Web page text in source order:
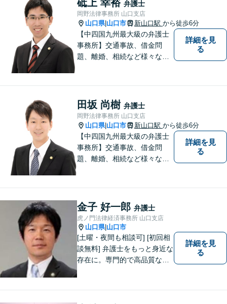
い。
砥上 幸裕 弁護士
岡野法律事務所 山口支店
山口県| 山口市 新山口駅 から徒歩6分
【中四国九州最大級の弁護士
事務所】交通事故、借金問
題、離婚、相続など様々な問
い！
詳細を見
る
田坂 尚樹 弁護士
岡野法律事務所 山口支店
山口県| 山口市 新山口駅 から徒歩6分
【中四国九州最大級の弁護士
事務所】交通事故、借金問
題、離婚、相続など様々な問
い！
詳細を見
る
金子 好一郎 弁護士
虎ノ門法律経済事務所 山口支店
山口県| 山口市
[土曜・夜間も相談可] [初回相
談無料] 弁護士をもっと身近な
存在に。専門的で高品質なリ
詳細を見
る